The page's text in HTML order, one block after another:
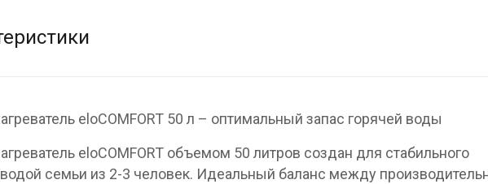
eloCOMFORT 50 л – оптимальный запас горячей воды
eloCOMFORT объемом 50 литров создан для стабильного
семьи из 2-3 человек. Идеальный баланс между